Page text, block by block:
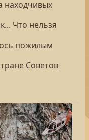
находчивых
Что нельзя
пожилым
Советов